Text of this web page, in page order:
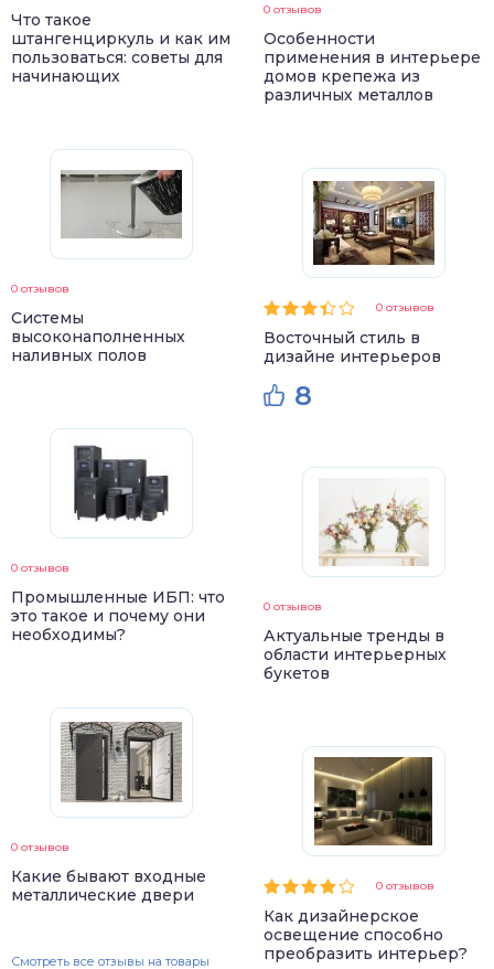
Что такое
штангенциркуль и как им
пользоваться: советы для
начинающих
0 отзывов
Системы
высоконаполненных
наливных полов
0 отзывов
Промышленные ИБП: что
это такое и почему они
необходимы?
0 отзывов
Какие бывают входные
металлические двери
Смотреть все отзывы на товары
0 отзывов
Особенности
применения в интерьере
домов крепежа из
различных металлов
0 отзывов
Восточный стиль в
дизайне интерьеров
8
0 отзывов
Актуальные тренды в
области интерьерных
букетов
0 отзывов
Как дизайнерское
освещение способно
преобразить интерьер?